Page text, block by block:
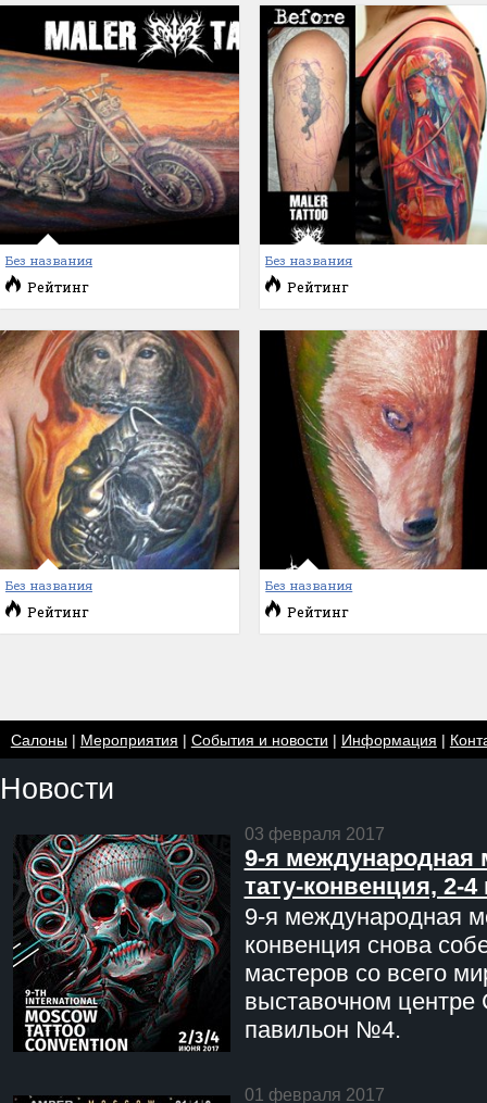
Без названия
Рейтинг
Без названия
Рейтинг
Без названия
Рейтинг
Без названия
Рейтинг
Салоны| Мероприятия | События и новости | Информация |
Новости
03 февраля 2017
9-я международная
тату-конвенция, 2-
9-я международная
конвенция снова
мастеров со всего
выставочном центре
павильон №4.
01 февраля 2017